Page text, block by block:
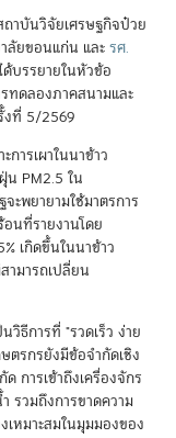
าบันวิจัยเศรษฐกิจป๋วย
ลัยขอนแก่น และรศ.
บรรยายในหัวข้อ
ทดลองภาคสนามและ
งที่ 5/2569
การเผาในนาข้าว
น PM2.5 ใน
ะพยายามใช้มาตรการ
นที่รายงานโดย
เกิดขึ้นในนาข้าว
ามารถเปลี่ยน
วิธีการที่ "รวดเร็ว ง่าย
ตรกรยังมีข้อจำกัดเชิง
การเข้าถึงเครื่องจักร
รวมถึงการขาดความ
เหมาะสมในมุมมองของ